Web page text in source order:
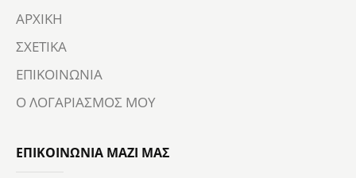
ΑΡΧΙΚΗ
ΣΧΕΤΙΚΑ
ΕΠΙΚΟΙΝΩΝΙΑ
Ο ΛΟΓΑΡΙΑΣΜΟΣ ΜΟΥ
ΕΠΙΚΟΙΝΩΝΙΑ ΜΑΖΙ ΜΑΣ